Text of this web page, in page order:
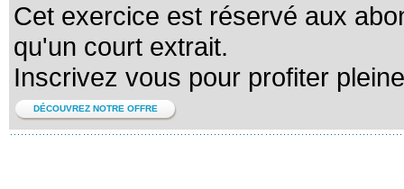
Cet exercice est réservé aux
qu'un court extrait.
Inscrivez vous pour profiter
DÉCOUVREZ NOTRE OFFRE